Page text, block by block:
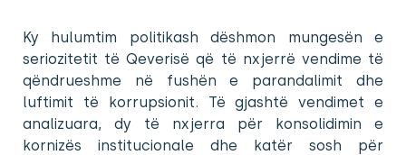
Ky hulumtim politikash dëshmon mungesën e
seriozitetit të Qeverisë që të nxjerrë vendime të
qëndrueshme në fushën e parandalimit dhe
luftimit të korrupsionit. Të gjashtë vendimet e
analizuara, dy të nxjerra për konsolidimin e
kornizës institucionale dhe katër sosh për